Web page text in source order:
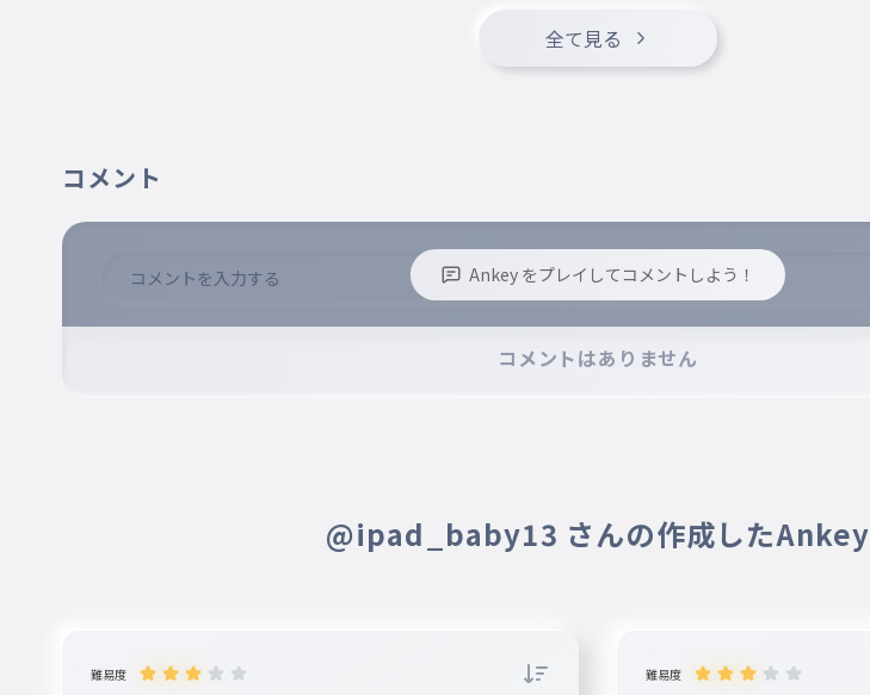
全て見る
コメント
Ankey をプレイしてコメントしよう！
コメントはありません
@ipad_baby13 さんの作成したAnkey
難易度 難易度